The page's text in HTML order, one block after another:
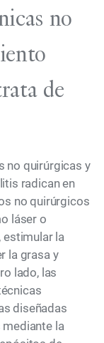
no
de
no quirúrgicas y
radican en
no quirúrgicos
láser o
estimular la
la grasa y
lado, las
diseñadas
la